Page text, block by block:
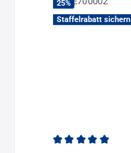
25%
Staffelrabatt sichern